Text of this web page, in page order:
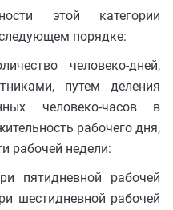
этой категории
порядке:
человеко-дней,
путем деления
человеко-часов в
рабочего дня,
рабочей недели:
пятидневной рабочей
шестидневной рабочей